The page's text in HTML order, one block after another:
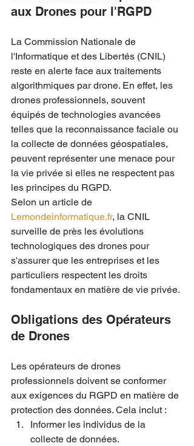
aux Drones pour l'RGPD
La Commission Nationale de
l'Informatique et des Libertés (CNIL)
reste en alerte face aux traitements
algorithmiques par drone. En effet, les
drones professionnels, souvent
équipés de technologies avancées
telles que la reconnaissance faciale ou
la collecte de données géospatiales,
peuvent représenter une menace pour
la vie privée si elles ne respectent pas
les principes du RGPD.
Selon un article de
Lemondeinformatique.fr, la CNIL
surveille de près les évolutions
technologiques des drones pour
s'assurer que les entreprises et les
particuliers respectent les droits
fondamentaux en matière de vie privée.
Obligations des Opérateurs
de Drones
Les opérateurs de drones
professionnels doivent se conformer
aux exigences du RGPD en matière de
protection des données. Cela inclut :
Informer les individus de la
collecte de données.